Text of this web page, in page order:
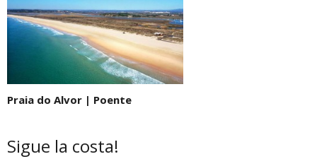
Praia do Alvor | Poente
Sigue la costa!